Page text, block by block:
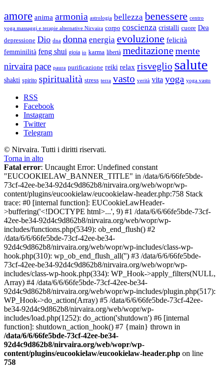
amore anima armonia astrologia bellezza benessere centro
yoga massaggi e terapie alternative Nirvaira corpo coscienza cristalli cuore Dea
depressione Dio dna donna energia evoluzione felicità
femminilità feng shui gioia io karma libertà meditazionemente
nirvairapace paura purificazione reiki relax risveglio salute
shakti spirito spiritualità stress terra vasto verità vita yoga yoga vasto
RSS
Facebook
Instagram
Twitter
Telegram
© Nirvaira. Tutti i diritti riservati.
Torna in alto
Fatal error: Uncaught Error: Undefined constant
"EUCOOKIELAW_BANNER_TITLE" in /data/6/6/66fe5bde-
73cf-42ee-be34-92d4c9d862b8/nirvaira.org/web/wopr/wp-
content/plugins/eucookielaw/eucookielaw-header.php:758 Stack
trace: #0 [internal function]: EUCookieLawHeader-
>buffering('<!DOCTYPE html>...', 9) #1 /data/6/6/66fe5bde-73cf-
42ee-be34-92d4c9d862b8/nirvaira.org/web/wopr/wp-
includes/functions.php(5349): ob_end_flush() #2
/data/6/6/66fe5bde-73cf-42ee-be34-
92d4c9d862b8/nirvaira.org/web/wopr/wp-includes/class-wp-
hook.php(310): wp_ob_end_flush_all('') #3 /data/6/6/66fe5bde-
73cf-42ee-be34-92d4c9d862b8/nirvaira.org/web/wopr/wp-
includes/class-wp-hook.php(334): WP_Hook->apply_filters(NULL,
Array) #4 /data/6/6/66fe5bde-73cf-42ee-be34-
92d4c9d862b8/nirvaira.org/web/wopr/wp-includes/plugin.php(517):
WP_Hook->do_action(Array) #5 /data/6/6/66fe5bde-73cf-42ee-
be34-92d4c9d862b8/nirvaira.org/web/wopr/wp-
includes/load.php(1252): do_action('shutdown') #6 [internal
function]: shutdown_action_hook() #7 {main} thrown in
/data/6/6/66fe5bde-73cf-42ee-be34-
92d4c9d862b8/nirvaira.org/web/wopr/wp-
content/plugins/eucookielaw/eucookielaw-header.php on line
758